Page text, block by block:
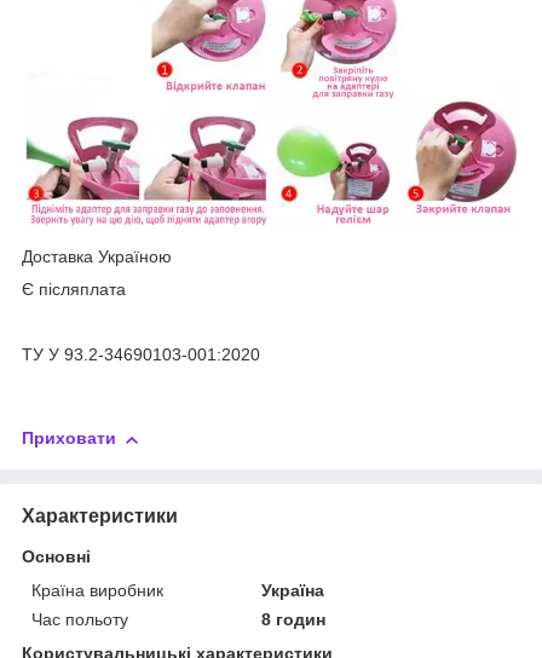
Доставка Україною
Є післяплата
ТУ У 93.2-34690103-001:2020
Приховати
Характеристики
Основні
Країна виробник
Україна
Час польоту
8 годин
Користувальницькі характеристики